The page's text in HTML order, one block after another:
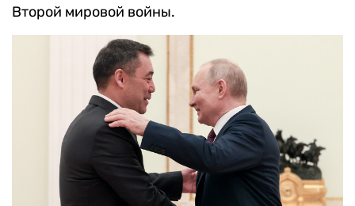
Второй мировой войны.